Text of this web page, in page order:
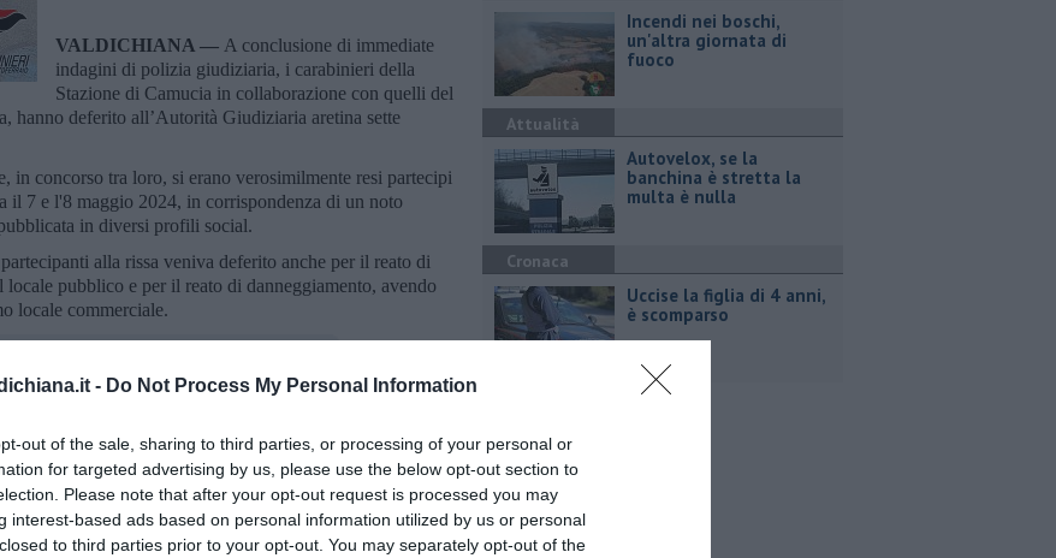
- Do Not Process My Personal Information
out of the sale, sharing to third parties, or processing of your personal or
for targeted advertising by us, please use the below opt-out section to
Please note that after your opt-out request is processed you may
interest-based ads based on personal information utilized by us or personal
to third parties prior to your opt-out. You may separately opt-out of the
VALDICHIANA — A conclusione di immediate
indagini di polizia giudiziaria, i carabinieri della
Stazione di Camucia in collaborazione con quelli del
hanno deferito all’Autorità Giudiziaria aretina sette
in concorso tra loro, si erano verosimilmente resi partecipi
il 7 e l'8 maggio 2024, in corrispondenza di un noto
in diversi profili social.
alla rissa veniva deferito anche per il reato di
pubblico e per il reato di danneggiamento, avendo
locale commerciale.
iscriviti allaNewsletter QUInews - ToscanaMedia.
nella tua casella di posta.
Incendi nei boschi,
un'altra giornata di
fuoco
Attualità
Autovelox, se la
banchina è stretta la
multa è nulla
Cronaca
Uccise la figlia di 4 anni,
è scomparso